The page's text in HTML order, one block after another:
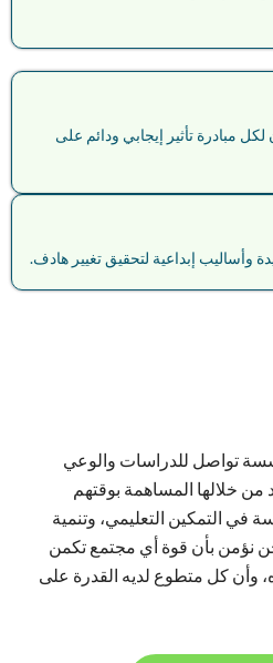
مبادرة تأثير إيجابي ودائم على
وأساليب إبداعية لتحقيق تغيير هادف.
تواصل للدراسات والوعي
من خلالها المساهمة بوقتهم
في التمكين التعليمي، وتنمية
نؤمن بأن قوة أي مجتمع تكمن
وأن كل متطوع لديه القدرة على